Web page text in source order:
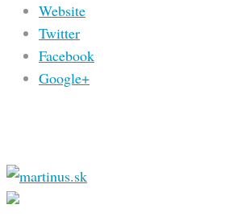
Website
Twitter
Facebook
Google+